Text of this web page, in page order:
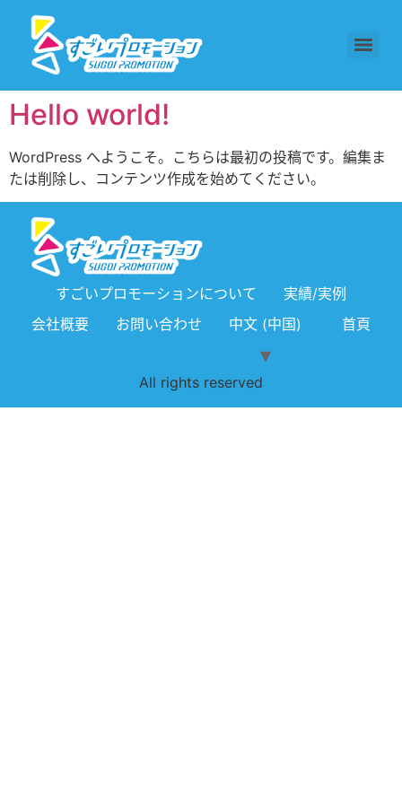
Hello world!
WordPress へようこそ。こちらは最初の投稿です。編集ま
たは削除し、コンテンツ作成を始めてください。
すごいプロモーションについて
実績/実例
会社概要
お問い合わせ 中文 (中国) 首頁
All rights reserved